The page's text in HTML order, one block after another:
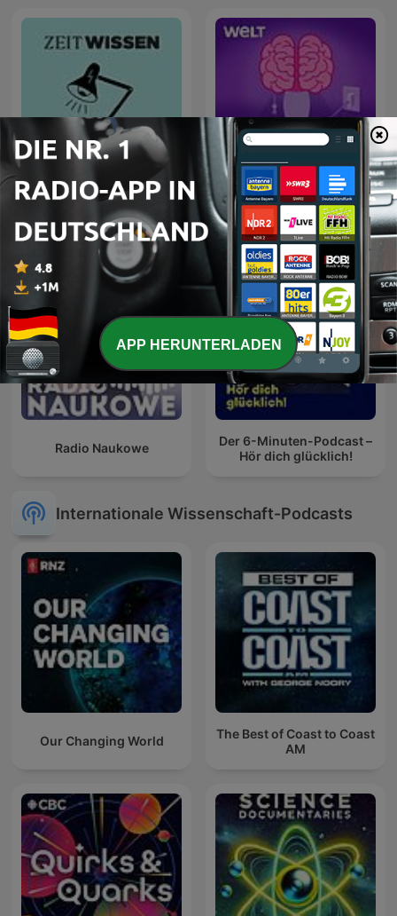
ZEIT WISSEN. Woher
weißt Du das?
Aha! Zehn Minuten
Alltags-Wissen
Radio Naukowe
Der 6-Minuten-Podcast –
Hör dich glücklich!
Internationale Wissenschaft-Podcasts
Our Changing World
The Best of Coast to Coast
AM
APP HERUNTERLADEN